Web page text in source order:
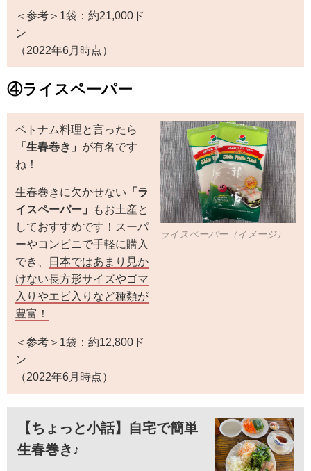
＜参考＞1袋：約21,000ド
ン
（2022年6月時点）
④ライスペーパー
ベトナム料理と言ったら
「生春巻き」 が有名です
ね！
生春巻きに欠かせない 「ラ
イスペーパー」
もお土産と
しておすすめです！スーパ
ーやコンビニで手軽に購入
でき、
日本ではあまり見か
けない長方形サイズやゴマ
入りやエビ入りなど種類が
豊富！
＜参考＞1袋：約12,800ド
ン
（2022年6月時点）
ライスペーパー（イメージ）
【ちょっと小話】自宅で簡単
生春巻き♪